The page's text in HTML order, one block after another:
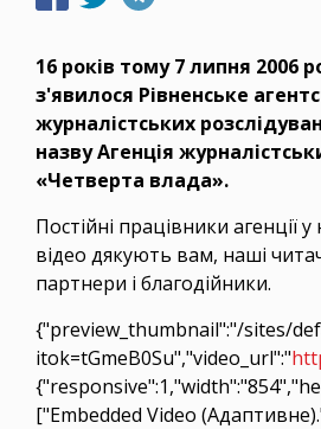
16 років тому 7 липня 2006
з'явилося Рівненське
журналістських
назву Агенція
«Четверта влада».
Постійні працівники агенції
відео дякують вам, наші
партнери і благодійники.
{"preview_thumbnail":"/sites/
itok=tGmeB0Su","video_url":"
["Embedded Video